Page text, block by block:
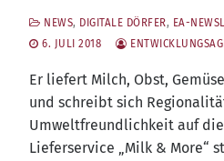
NEWS, DIGITALE DÖRFER, EA-
6. JULI 2018
Er lie­fert Milch, Obst,
und schreibt sich
Umwelt­freund­lich­keit auf
Lie­fer­ser­vice „Milk & More“